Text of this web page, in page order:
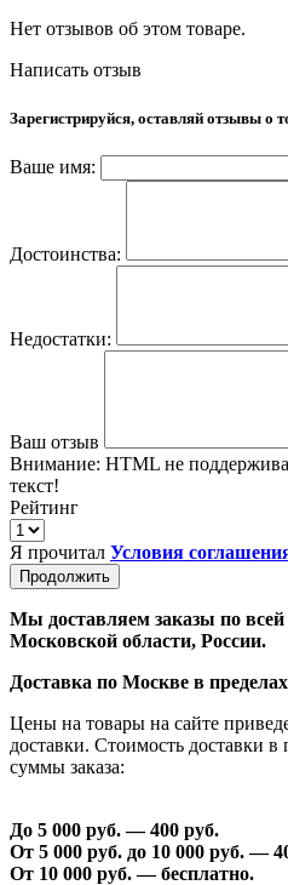
Нет отзывов об этом товаре.
Написать отзыв
Зарегистрируйся, оставляй отзывы о
Ваше имя:
Достоинства:
Недостатки:
Ваш отзыв
Внимание: HTML не
текст!
Рейтинг
Я прочитал Условия
Продолжить
Мы доставляем заказы по
Московской области, России.
Доставка по Москве в
Цены на товары на сайте
доставки. Стоимость доставки
суммы заказа:
До 5 000 руб. —400 руб.
От 5 000 руб. до 10 000 руб. —
От 10 000 руб. — бесплатно.